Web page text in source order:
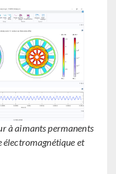
à aimants permanents
électromagnétique et